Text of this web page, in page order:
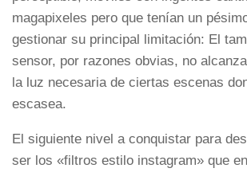
magapixeles pero que tenían un
gestionar su principal limitación: El
sensor, por razones obvias, no
la luz necesaria de ciertas escenas
escasea.
El siguiente nivel a conquistar para
ser los «filtros estilo instagram» que